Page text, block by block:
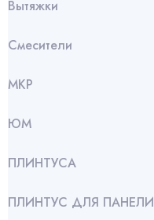
Вытяжки
Смесители
МКР
ЮМ
ПЛИНТУСА
ПЛИНТУС ДЛЯ ПАНЕЛИ